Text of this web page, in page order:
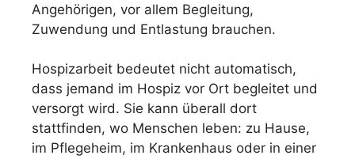
Angehörigen, vor allem Begleitung,
Zuwendung und Entlastung brauchen.
Hospizarbeit bedeutet nicht automatisch,
dass jemand im Hospiz vor Ort begleitet und
versorgt wird. Sie kann überall dort
stattfinden, wo Menschen leben: zu Hause,
im Pflegeheim, im Krankenhaus oder in einer